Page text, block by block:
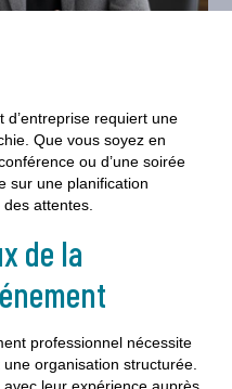
d’entreprise requiert une
Que vous soyez en
ou d’une soirée
sur une planification
attentes.
de la
professionnel nécessite
organisation structurée.
leur expérience auprès